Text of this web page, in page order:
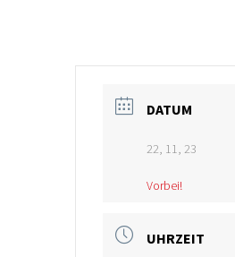
DATUM
22, 11, 23
Vorbei!
UHRZEIT